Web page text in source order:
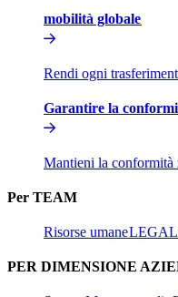
mobilità globale​​
Rendi ogni
Garantire la
Mantieni la conformità
Per TEAM​​
Risorse umane​​
PER DIMENSIONE